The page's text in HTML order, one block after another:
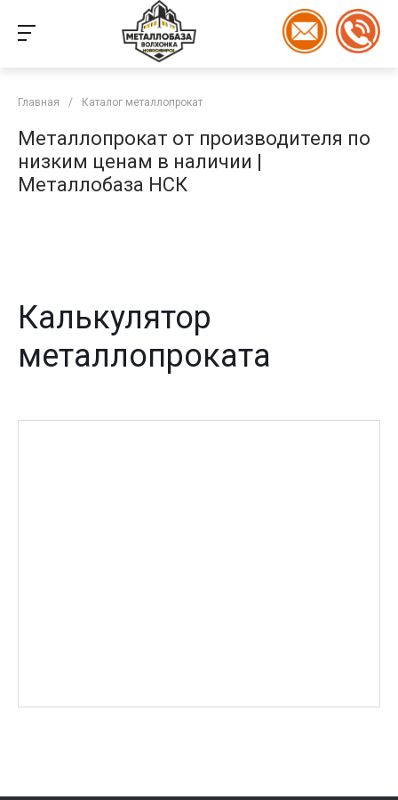
Главная / Каталог металлопрокат
Металлопрокат от производителя по
низким ценам в наличии |
Металлобаза НСК
Калькулятор
металлопроката